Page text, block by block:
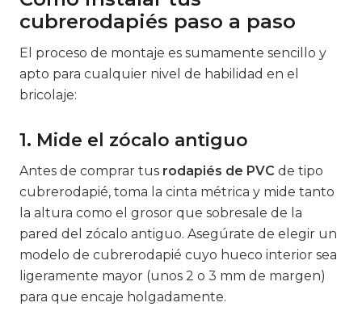
cubrerodapiés paso a paso
El proceso de montaje es sumamente sencillo y
apto para cualquier nivel de habilidad en el
bricolaje:
1. Mide el zócalo antiguo
Antes de comprar tus rodapiés de PVC de tipo
cubrerodapié, toma la cinta métrica y mide tanto
la altura como el grosor que sobresale de la
pared del zócalo antiguo. Asegúrate de elegir un
modelo de cubrerodapié cuyo hueco interior sea
ligeramente mayor (unos 2 o 3 mm de margen)
para que encaje holgadamente.